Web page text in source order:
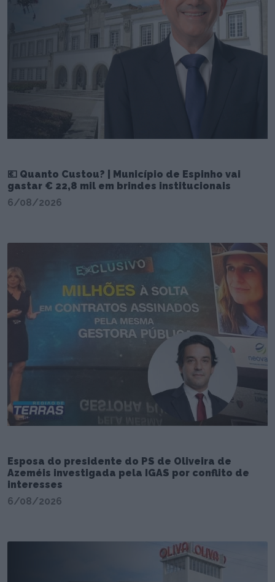
💶 Quanto Custou? | Município de Espinho vai
gastar € 22,8 mil em brindes institucionais
6/08/2026
Esposa do presidente do PS de Oliveira de
Azeméis investigada pela IGAS por conflito de
interesses
6/08/2026